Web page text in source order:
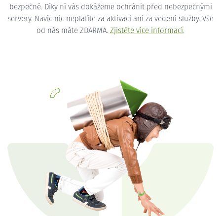
bezpečné. Díky ní vás dokážeme ochránit před nebezpečnými
servery. Navíc nic neplatíte za aktivaci ani za vedení služby. Vše
od nás máte ZDARMA. Zjistěte více informací.